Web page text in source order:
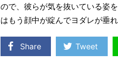
ので、彼らが気を抜いている姿
はもう顔中が綻んでヨダレが垂
Share Tweet